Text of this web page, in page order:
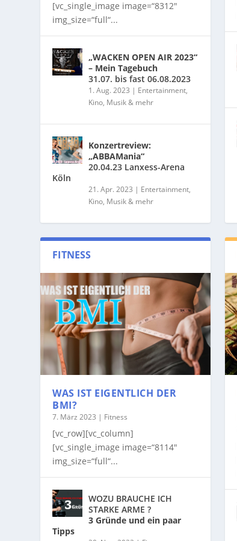
[vc_single_image image=“8312″
img_size=“full“...
„WACKEN OPEN AIR 2023“
– Mein Tagebuch
31.07. bis fast 06.08.2023
1. Aug. 2023 | Entertainment,
Kino, Musik & mehr
Konzertreview:
„ABBAMania“
20.04.23 Lanxess-Arena
Köln
21. Apr. 2023 | Entertainment,
Kino, Musik & mehr
FITNESS
WAS IST EIGENTLICH DER
BMI?
7. März 2023 | Fitness
[vc_row][vc_column]
[vc_single_image image=“8114″
img_size=“full“...
WOZU BRAUCHE ICH
STARKE ARME ?
3 Gründe und ein paar
Tipps